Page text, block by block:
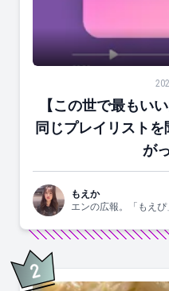
【この世で最もいい曲
【この世で最もい
同じプレイリスト
が
もえか
エンの広報。「もえ
2位